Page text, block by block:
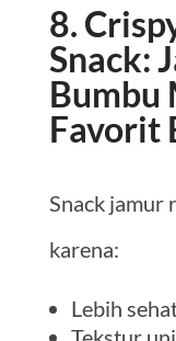
8.
Snack:
Bumbu
Favorit
Snack jamur
karena:
Lebih